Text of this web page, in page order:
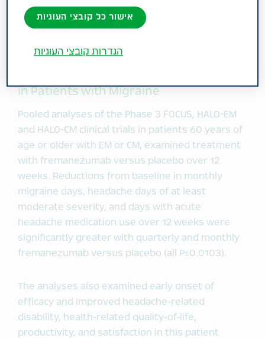
של AJOVY על אוכלוסיות שונות של מטופלים כדי
להבטיח שמידע אמין ורלוונטי יהיה זמין לאנשי מקצוע
in Patients with Migraine
Pooled analyses of the Phase 3 FOCUS, HALO-EM
and HALO-CM clinical trials in patients 60 years of
age or older with EM or CM, examined treatment
with fremanezumab versus placebo over 12
weeks. Reductions from baseline in monthly
migraine days, headache days of at least
moderate severity, and days with acute
headache medication use over 12 weeks were
significantly greater with quarterly and monthly
fremanezumab versus placebo (all P≤0.0103).
The analyses also examined early onset of
efficacy and improved headache-related
disability, health-related quality-of-life,
productivity, and satisfaction in this patient
אישור כל קובצי העוגיות
הגדרות קובצי העוגיות